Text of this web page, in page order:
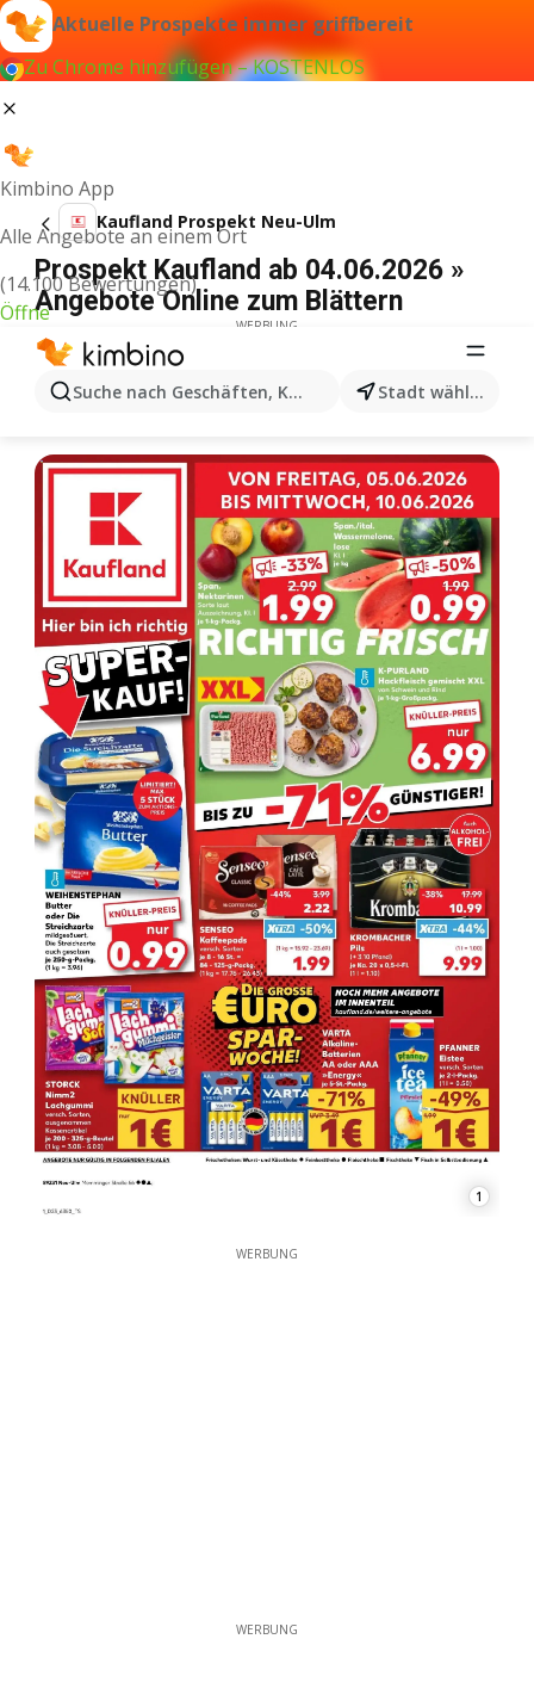
Aktuelle Prospekte immer griffbereit
Zu Chrome hinzufügen – KOSTENLOS
Kimbino App
Alle Angebote an einem Ort
(14.100 Bewertungen)
Öffne
Suche nach Geschäften, Kategorien, Produkten...
Stadt wählen
Kaufland Prospekt Neu-Ulm
Prospekt Kaufland ab 04.06.2026 »
Angebote Online zum Blättern
WERBUNG
1
WERBUNG
WERBUNG